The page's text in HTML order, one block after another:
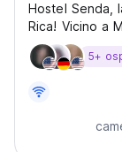
Hostel Senda,
Rica! Vicino a
perfetto per
translated from
5+